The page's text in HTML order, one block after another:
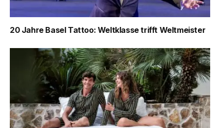
20 Jahre Basel Tattoo: Weltklasse trifft Weltmeister